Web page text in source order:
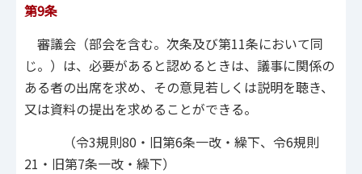
第9条
審議会（部会を含む。次条及び第11条において同
じ。）は、必要があると認めるときは、議事に関係の
ある者の出席を求め、その意見若しくは説明を聴き、
又は資料の提出を求めることができる。
（令3規則80・旧第6条一改・繰下、令6規則
21・旧第7条一改・繰下）